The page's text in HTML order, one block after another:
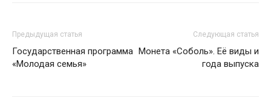
Предыдущая статья
Государственная программа
«Молодая семья»
Следующая статья
Монета «Соболь». Её виды и
года выпуска